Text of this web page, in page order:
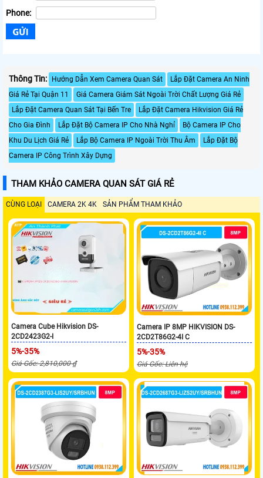
Phone:
Thông Tin: Hướng Dẫn Xem Camera Quan Sát
Lắp Đặt Camera An Ninh
Giá Rẻ Tại Quận 11
Giá Camera Giám Sát Ngoài Trời Chất Lượng Giá Rẻ
Lắp Đặt Camera Quan Sát Tại Bến Tre
Lắp Đặt Camera Hikvision Giá Rẻ
Cho Gia Đình
Lắp Đặt Bộ Camera IP Cho Nhà Nghỉ
Bộ Camera IP Cho
Khu Du Lịch Giá Rẻ
Lắp Bộ Camera IP Ngoài Trời Thu Âm
Lắp Đặt Bộ
Camera IP Công Trình Xây Dựng
THAM KHẢO CAMERA QUAN SÁT GIÁ RẺ
CÙNG LOẠI CAMERA 2K 4K SẢN PHẨM THAM KHẢO
Camera Cube Hikvision DS-
2CD2423G2-I
5%-35%
Giá Gốc: 2,810,000 ₫
Camera IP 8MP HIKVISION DS-
2CD2T86G2-4I C
5%-35%
Giá Gốc: Liên hệ